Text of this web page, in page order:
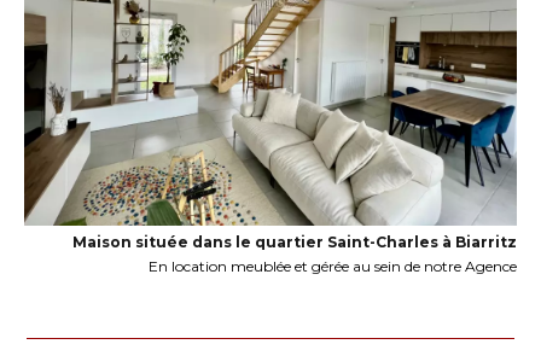
Maison située dans le quartier Saint-Charles à Biarritz
En location meublée et gérée au sein de notre Agence